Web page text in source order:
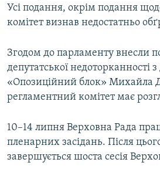
Усі подання, окрім подання
комітет визнав недостатньо
Згодом до парламенту внесли
депутатської недоторканності
«Опозиційний блок» Михайла
регламентний комітет має
10–14 липня Верховна Рада
пленарних засідань. Після
завершується шоста сесія